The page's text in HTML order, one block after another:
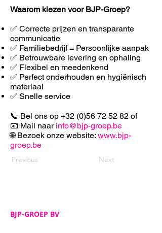
Waarom kiezen voor BJP-Groep?
✅ Correcte prijzen en transparante
communicatie
✅ Familiebedrijf = Persoonlijke aanpak
✅ Betrouwbare levering en ophaling
✅ Flexibel en meedenkend
✅ Perfect onderhouden en hygiënisch
materiaal
✅ Snelle service
📞 Bel ons op +32 (0)56 72 52 82 of
📧 Mail naar info@bjp-groep.be
🌐 Bezoek onze website: www.bjp-
groep.be
Previous Next
BJP-GROEP BV